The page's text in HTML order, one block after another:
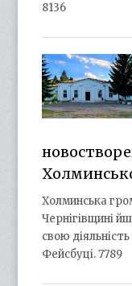
8136
Холминська
Чернігівщині
свою
Фейсбуці. 7789